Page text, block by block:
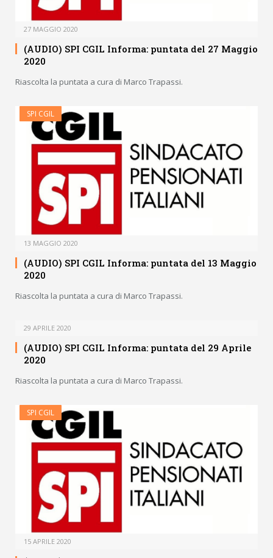
27 MAGGIO 2020
(AUDIO) SPI CGIL Informa: puntata del 27 Maggio
2020
Riascolta la puntata a cura di Marco Trapassi.
SPI CGIL
13 MAGGIO 2020
(AUDIO) SPI CGIL Informa: puntata del 13 Maggio
2020
Riascolta la puntata a cura di Marco Trapassi.
29 APRILE 2020
(AUDIO) SPI CGIL Informa: puntata del 29 Aprile
2020
Riascolta la puntata a cura di Marco Trapassi.
SPI CGIL
15 APRILE 2020